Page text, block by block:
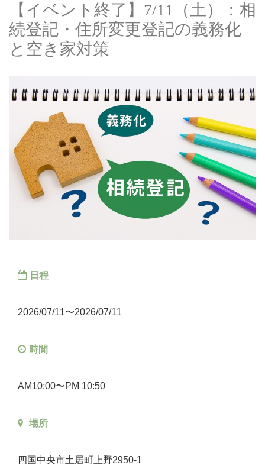
【イベント終了】7/11（土）：相
続登記・住所変更登記の義務化
と空き家対策
日程
2026/07/11〜2026/07/11
時間
AM10:00〜PM 10:50
場所
四国中央市土居町上野2950-1